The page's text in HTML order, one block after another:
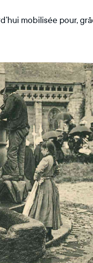
mobilisée pour,